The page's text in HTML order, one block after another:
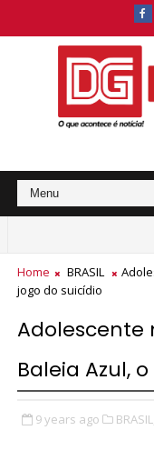
na Bahia a
Home BRASIL
jogo do suicídio
Adolescente
Baleia Azul,
9 years ago BRASIL,